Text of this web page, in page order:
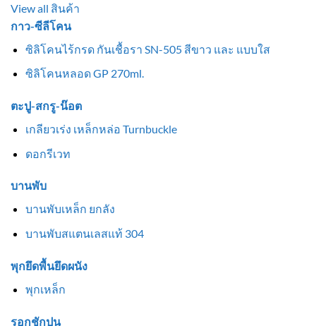
View all สินค้า
กาว-ซีลีโคน
ซิลิโคนไร้กรด กันเชื้อรา SN-505 สีขาว และ แบบใส
ซิลิโคนหลอด GP 270ml.
ตะปู-สกรู-น๊อต
เกลียวเร่ง เหล็กหล่อ Turnbuckle
ดอกรีเวท
บานพับ
บานพับเหล็ก ยกลัง
บานพับสแตนเลสแท้ 304
พุกยึดพื้นยึดผนัง
พุกเหล็ก
รอกชักปูน